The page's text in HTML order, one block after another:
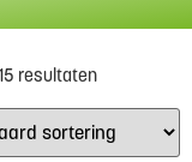
resultaten